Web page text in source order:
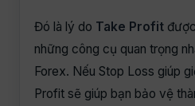
Đó là lý do Take Profit
những công cụ quan trọng
Forex. Nếu Stop Loss giúp
Profit sẽ giúp bạn bảo vệ